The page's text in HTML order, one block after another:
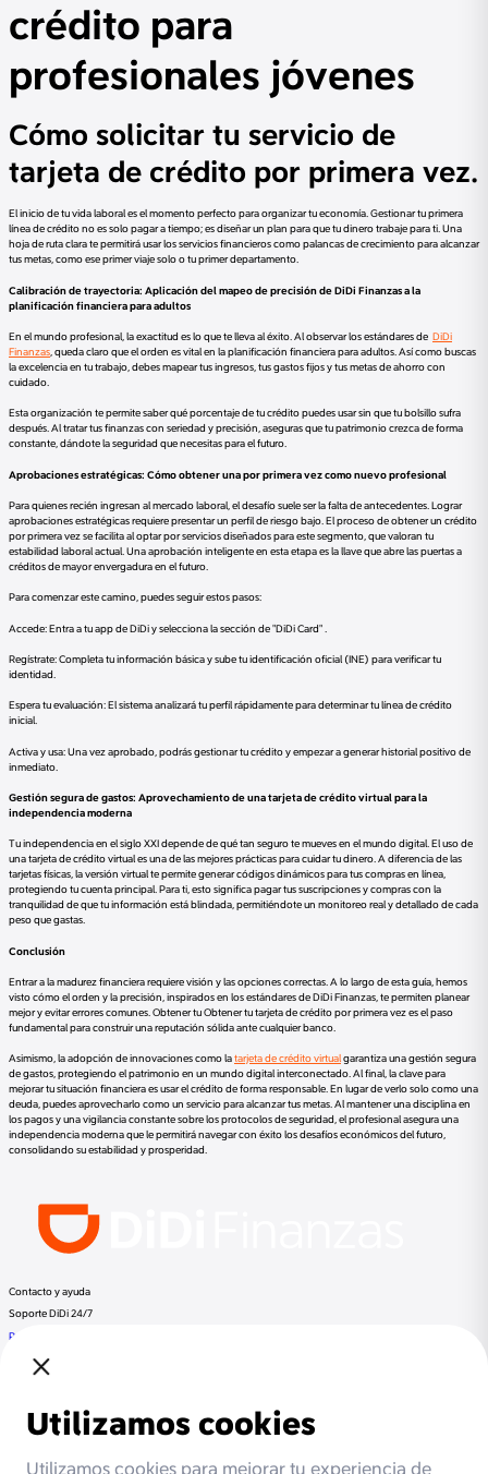
crédito para
profesionales jóvenes
Cómo solicitar tu servicio de
tarjeta de crédito por primera vez.
El inicio de tu vida laboral es el momento perfecto para organizar tu economía. Gestionar tu primera
línea de crédito no es solo pagar a tiempo; es diseñar un plan para que tu dinero trabaje para ti. Una
hoja de ruta clara te permitirá usar los servicios financieros como palancas de crecimiento para alcanzar
tus metas, como ese primer viaje solo o tu primer departamento.
Calibración de trayectoria: Aplicación del mapeo de precisión de DiDi Finanzas a la
planificación financiera para adultos
En el mundo profesional, la exactitud es lo que te lleva al éxito. Al observar los estándares de DiDi
Finanzas , queda claro que el orden es vital en la planificación financiera para adultos. Así como buscas
la excelencia en tu trabajo, debes mapear tus ingresos, tus gastos fijos y tus metas de ahorro con
cuidado.
Esta organización te permite saber qué porcentaje de tu crédito puedes usar sin que tu bolsillo sufra
después. Al tratar tus finanzas con seriedad y precisión, aseguras que tu patrimonio crezca de forma
constante, dándote la seguridad que necesitas para el futuro.
Aprobaciones estratégicas: Cómo obtener una por primera vez como nuevo profesional
Para quienes recién ingresan al mercado laboral, el desafío suele ser la falta de antecedentes. Lograr
aprobaciones estratégicas requiere presentar un perfil de riesgo bajo. El proceso de obtener un crédito
por primera vez se facilita al optar por servicios diseñados para este segmento, que valoran tu
estabilidad laboral actual. Una aprobación inteligente en esta etapa es la llave que abre las puertas a
créditos de mayor envergadura en el futuro.
Para comenzar este camino, puedes seguir estos pasos:
Accede: Entra a tu app de DiDi y selecciona la sección de "DiDi Card" .
Regístrate: Completa tu información básica y sube tu identificación oficial (INE) para verificar tu
identidad.
Espera tu evaluación: El sistema analizará tu perfil rápidamente para determinar tu línea de crédito
inicial.
Activa y usa: Una vez aprobado, podrás gestionar tu crédito y empezar a generar historial positivo de
inmediato.
Gestión segura de gastos: Aprovechamiento de una tarjeta de crédito virtual para la
independencia moderna
Tu independencia en el siglo XXI depende de qué tan seguro te mueves en el mundo digital. El uso de
una tarjeta de crédito virtual es una de las mejores prácticas para cuidar tu dinero. A diferencia de las
tarjetas físicas, la versión virtual te permite generar códigos dinámicos para tus compras en línea,
protegiendo tu cuenta principal. Para ti, esto significa pagar tus suscripciones y compras con la
tranquilidad de que tu información está blindada, permitiéndote un monitoreo real y detallado de cada
peso que gastas.
Conclusión
Entrar a la madurez financiera requiere visión y las opciones correctas. A lo largo de esta guía, hemos
visto cómo el orden y la precisión, inspirados en los estándares de DiDi Finanzas, te permiten planear
mejor y evitar errores comunes. Obtener tu Obtener tu tarjeta de crédito por primera vez es el paso
fundamental para construir una reputación sólida ante cualquier banco.
Asimismo, la adopción de innovaciones como latarjeta de crédito virtualgarantiza una gestión segura
de gastos, protegiendo el patrimonio en un mundo digital interconectado. Al final, la clave para
mejorar tu situación financiera es usar el crédito de forma responsable. En lugar de verlo solo como una
deuda, puedes aprovecharlo como un servicio para alcanzar tus metas. Al mantener una disciplina en
los pagos y una vigilancia constante sobre los protocolos de seguridad, el profesional asegura una
independencia moderna que le permitirá navegar con éxito los desafíos económicos del futuro,
consolidando su estabilidad y prosperidad.
Contacto y ayuda
Soporte DiDi 24/7
Preguntas frecuentes
Llama a DiDi Finance al:
DiDi Pasajero
DiDi ConductorDiDi Food
DiDi
Beneficios